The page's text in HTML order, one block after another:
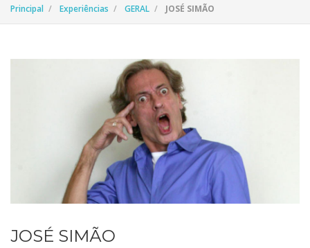
Principal Experiências GERAL JOSÉ SIMÃO
JOSÉ SIMÃO